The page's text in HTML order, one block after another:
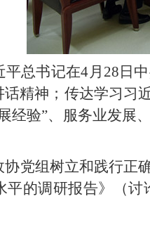
平总书记在4月28日
精神；传达学习习
经验”、服务业发展
党组树立和践行正
平的调研报告》（